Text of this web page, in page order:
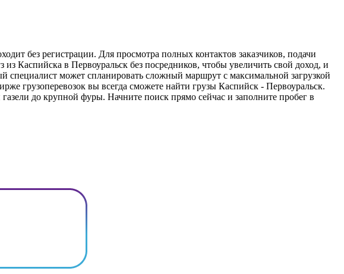
без регистрации. Для просмотра полных контактов заказчиков, подачи
Каспийска в Первоуральск без посредников, чтобы увеличить свой доход, и
специалист может спланировать сложный маршрут с максимальной загрузкой
грузоперевозок вы всегда сможете найти грузы Каспийск - Первоуральск.
до крупной фуры. Начните поиск прямо сейчас и заполните пробег в